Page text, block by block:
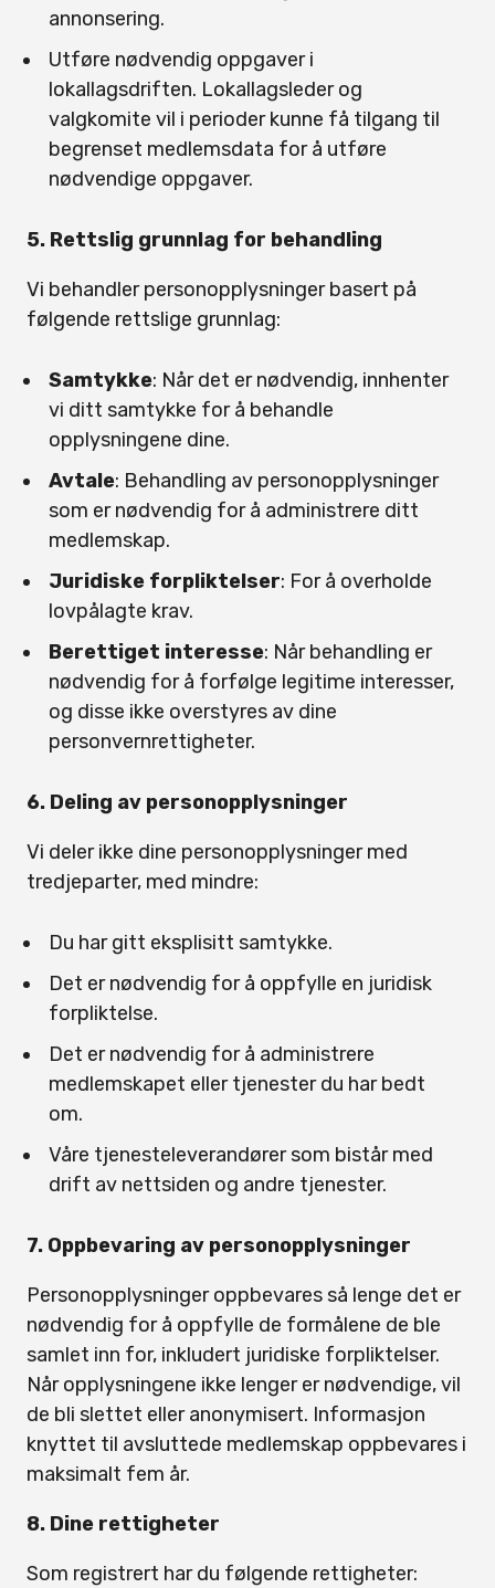
annonsering.
Utføre nødvendig oppgaver i
lokallagsdriften. Lokallagsleder og
valgkomite vil i perioder kunne få tilgang til
begrenset medlemsdata for å utføre
nødvendige oppgaver.
5. Rettslig grunnlag for behandling
Vi behandler personopplysninger basert på
følgende rettslige grunnlag:
Samtykke: Når det er nødvendig, innhenter
vi ditt samtykke for å behandle
opplysningene dine.
Avtale: Behandling av personopplysninger
som er nødvendig for å administrere ditt
medlemskap.
Juridiske forpliktelser: For å overholde
lovpålagte krav.
Berettiget interesse: Når behandling er
nødvendig for å forfølge legitime interesser,
og disse ikke overstyres av dine
personvernrettigheter.
6. Deling av personopplysninger
Vi deler ikke dine personopplysninger med
tredjeparter, med mindre:
Du har gitt eksplisitt samtykke.
Det er nødvendig for å oppfylle en juridisk
forpliktelse.
Det er nødvendig for å administrere
medlemskapet eller tjenester du har bedt
om.
Våre tjenesteleverandører som bistår med
drift av nettsiden og andre tjenester.
7. Oppbevaring av personopplysninger
Personopplysninger oppbevares så lenge det er
nødvendig for å oppfylle de formålene de ble
samlet inn for, inkludert juridiske forpliktelser.
Når opplysningene ikke lenger er nødvendige, vil
de bli slettet eller anonymisert. Informasjon
knyttet til avsluttede medlemskap oppbevares i
maksimalt fem år.
8. Dine rettigheter
Som registrert har du følgende rettigheter: